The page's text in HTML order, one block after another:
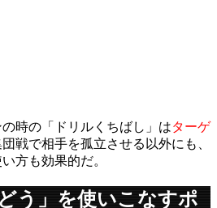
時の「ドリルくちばし」はターゲ
団戦で相手を孤立させる以外にも、
方も効果的だ。
う」を使いこなすポ